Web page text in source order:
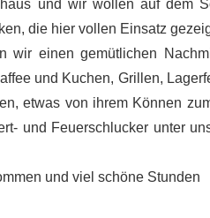
und wir wollen auf dem
die hier vollen Einsatz
wir einen gemütlichen
und Kuchen, Grillen,
etwas von ihrem Können
und Feuerschlucker unter
und viel schöne Stunden